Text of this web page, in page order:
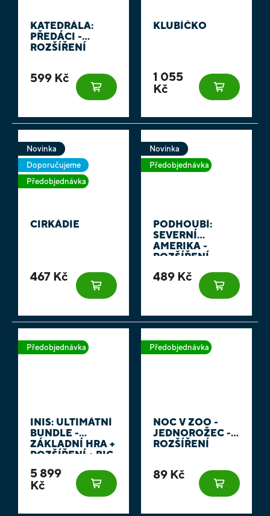
KATEDRÁLA:
PŘEDÁCI -
ROZŠÍŘENÍ
599 Kč
KLUBÍČKO
1 055
Kč
Novinka
Doporučujeme
Předobjednávka
CIRKÁDIE
467 Kč
Novinka
Předobjednávka
PODHOUBÍ:
SEVERNÍ
AMERIKA -
ROZŠÍŘENÍ
489 Kč
Předobjednávka
INIS: ULTIMÁTNÍ
BUNDLE -
ZÁKLADNÍ HRA +
ROZŠÍŘENÍ + BIG
5 899
Kč
Předobjednávka
NOC V ZOO -
JEDNOROŽEC -
ROZŠÍŘENÍ
89 Kč